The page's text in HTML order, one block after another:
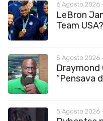
6 Agosto 2026
LeBron
Team
5 Agosto 2026
Draymond
“Pensava
5 Agosto 2026